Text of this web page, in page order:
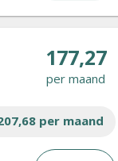
177,27
per maand
per maand